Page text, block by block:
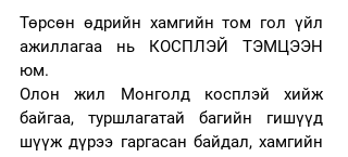
Төрсөн өдрийн хамгийн том гол үйл
ажиллагаа нь КОСПЛЭЙ ТЭМЦЭЭН
юм.
Олон жил Монголд косплэй хийж
байгаа, туршлагатай багийн гишүүд
шүүж дүрээ гаргасан байдал, хамгийн